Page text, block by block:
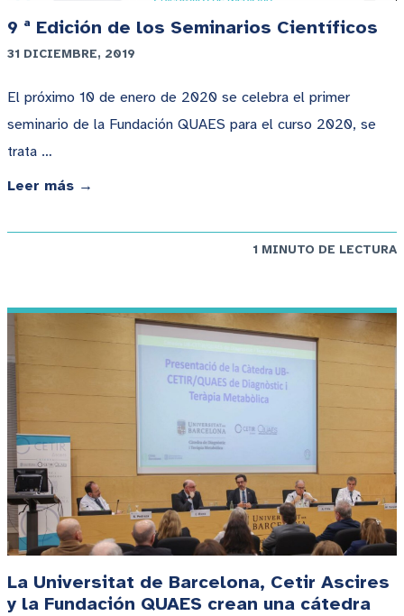
9 ª Edición de los Seminarios Científicos
31 DICIEMBRE, 2019
El próximo 10 de enero de 2020 se celebra el primer
seminario de la Fundación QUAES para el curso 2020, se
trata …
Leer más →
1 MINUTO DE LECTURA
La Universitat de Barcelona, Cetir Ascires
y la Fundación QUAES crean una cátedra